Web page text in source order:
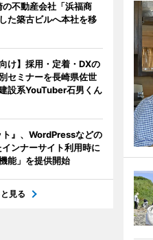
不動産会社「浜福商
た築古ビルへ本社を移
け】採用・定着・DXの
セミナーを長崎県佐世
設系YouTuber石男くん
ト』、WordPressなどの
ンナーサイト利用時に
能」を提供開始
見る